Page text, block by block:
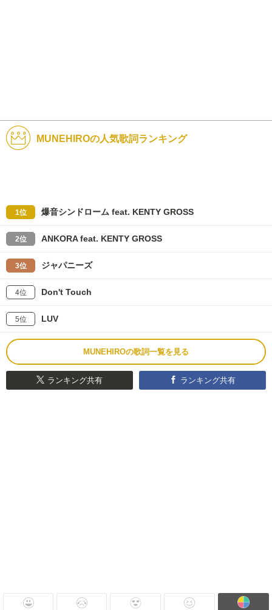
MUNEHIROの人気歌詞ランキング
1位 爆音シンドローム feat. KENTY GROSS
2位 ANKORA feat. KENTY GROSS
3位 ジャパニーズ
4位 Don't Touch
5位 LUV
MUNEHIROの歌詞一覧を見る
ランキング共有 ランキング共有